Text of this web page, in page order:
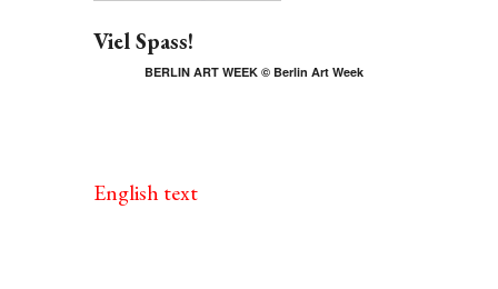
Viel Spass!
BERLIN ART WEEK © Berlin Art Week
English text